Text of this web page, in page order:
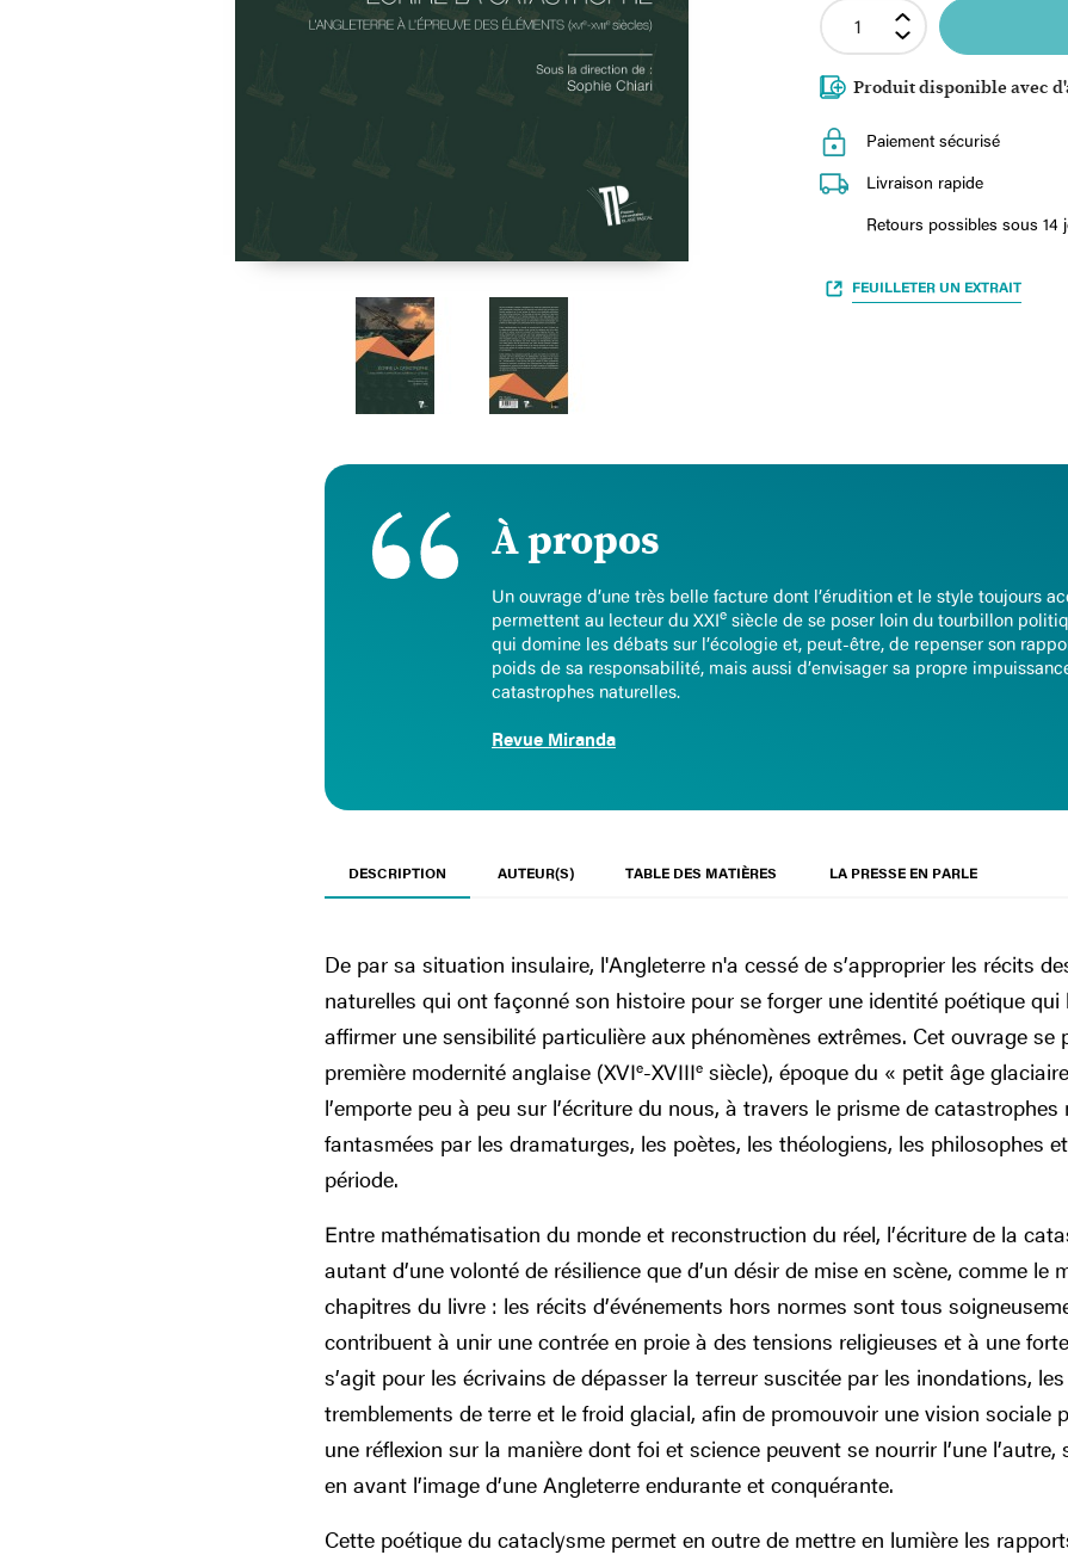
Produit disponible avec
Paiement sécurisé
Livraison rapide
Retours possibles sous 14
FEUILLETER UN EXTRAIT
À propos
Un ouvrage d’une très belle facture dont l’érudition et le style toujours
permettent au lecteur du XXIe siècle de se poser loin du tourbillon
qui domine les débats sur l’écologie et, peut-être, de repenser son
poids de sa responsabilité, mais aussi d’envisager sa propre
catastrophes naturelles.
Revue Miranda
DESCRIPTION AUTEUR(S) TABLE DES MATIÈRES LA PRESSE EN PARLE
De par sa situation insulaire, l'Angleterre n'a cessé de s’approprier les récits
naturelles qui ont façonné son histoire pour se forger une identité poétique
affirmer une sensibilité particulière aux phénomènes extrêmes. Cet ouvrage se
première modernité anglaise (XVIe-XVIIIe siècle), époque du « petit âge
l’emporte peu à peu sur l’écriture du nous, à travers le prisme de
fantasmées par les dramaturges, les poètes, les théologiens, les philosophes
période.
Entre mathématisation du monde et reconstruction du réel, l’écriture de la
autant d’une volonté de résilience que d’un désir de mise en scène, comme le
chapitres du livre : les récits d’événements hors normes sont tous
contribuent à unir une contrée en proie à des tensions religieuses et à une
s’agit pour les écrivains de dépasser la terreur suscitée par les inondations,
tremblements de terre et le froid glacial, afin de promouvoir une vision sociale
une réflexion sur la manière dont foi et science peuvent se nourrir l’une
en avant l’image d’une Angleterre endurante et conquérante.
Cette poétique du cataclysme permet en outre de mettre en lumière les